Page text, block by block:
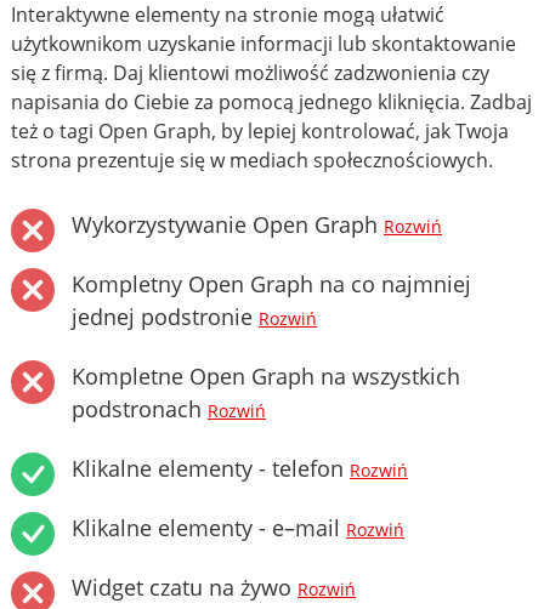
Interaktywne elementy na stronie mogą ułatwić
użytkownikom uzyskanie informacji lub skontaktowanie
się z firmą. Daj klientowi możliwość zadzwonienia czy
napisania do Ciebie za pomocą jednego kliknięcia. Zadbaj
też o tagi Open Graph, by lepiej kontrolować, jak Twoja
strona prezentuje się w mediach społecznościowych.
Wykorzystywanie Open Graph Rozwiń
Kompletny Open Graph na co najmniej
jednej podstronie Rozwiń
Kompletne Open Graph na wszystkich
podstronach Rozwiń
Klikalne elementy - telefon Rozwiń
Klikalne elementy - e–mail Rozwiń
Widget czatu na żywo Rozwiń